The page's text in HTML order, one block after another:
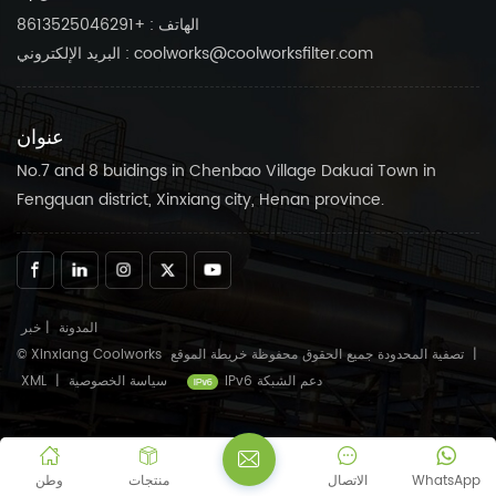
الهاتف : +8613525046291
البريد الإلكتروني : coolworks@coolworksfilter.com
عنوان
No.7 and 8 buidings in Chenbao Village Dakuai Town in
Fengquan district, Xinxiang city, Henan province.
المدونة | خبر
© Xinxiang Coolworks تصفية المحدودة جميع الحقوق محفوظة |
XML | سياسة الخصوصية IPv6 دعم الشبكة
وطن منتجات WhatsApp الاتصال